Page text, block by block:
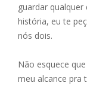
guardar
história, eu te
nós dois.
Não esquece
meu alcance pra